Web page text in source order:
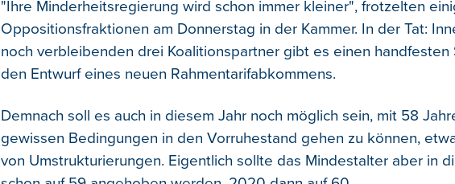
"Ihre Minderheitsregierung wird schon immer kleiner", frotzelten
Oppositionsfraktionen am Donnerstag in der Kammer. In der Tat:
noch verbleibenden drei Koalitionspartner gibt es einen handfesten
den Entwurf eines neuen Rahmentarifabkommens.
Demnach soll es auch in diesem Jahr noch möglich sein, mit 58
gewissen Bedingungen in den Vorruhestand gehen zu können,
von Umstrukturierungen. Eigentlich sollte das Mindestalter aber in